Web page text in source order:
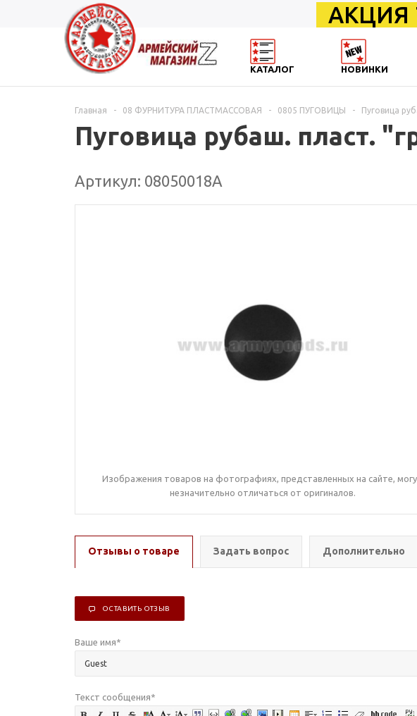
АКЦИЯ
КАТАЛОГ НОВИНКИ
Главная - 08 ФУРНИТУРА ПЛАСТМАССОВАЯ - 0805 ПУГОВИЦЫ - Пуговица
Пуговица рубаш. пласт.
Артикул: 08050018А
Изображения товаров на фотографиях, представленных на сайте,
незначительно отличаться от оригиналов.
Отзывы о товаре Задать вопрос Дополнительно
ОСТАВИТЬ ОТЗЫВ
Ваше имя*
Текст сообщения*